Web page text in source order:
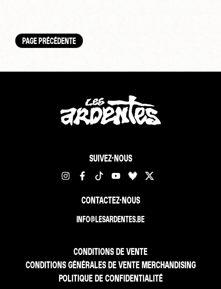
PAGE PRÉCÉDENTE
SUIVEZ-NOUS
CONTACTEZ-NOUS
INFO@LESARDENTES.BE
CONDITIONS DE VENTE
CONDITIONS GÉNÉRALES DE VENTE MERCHANDISING
POLITIQUE DE CONFIDENTIALITÉ